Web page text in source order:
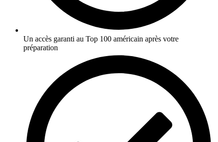
Un accès garanti au Top 100 américain après votre
préparation